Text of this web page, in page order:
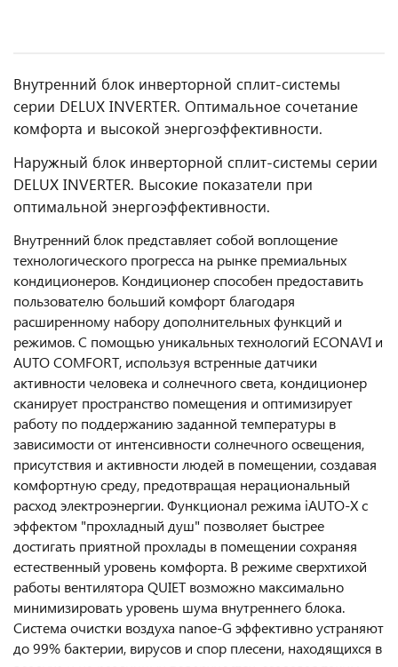
Внутренний блок инверторной сплит-системы
серии DELUX INVERTER. Оптимальное сочетание
комфорта и высокой энергоэффективности.
Наружный блок инверторной сплит-системы серии
DELUX INVERTER. Высокие показатели при
оптимальной энергоэффективности.
Внутренний блок представляет собой воплощение
технологического прогресса на рынке премиальных
кондиционеров. Кондиционер способен предоставить
пользователю больший комфорт благодаря
расширенному набору дополнительных функций и
режимов. С помощью уникальных технологий ECONAVI и
AUTO COMFORT, используя встренные датчики
активности человека и солнечного света, кондиционер
сканирует пространство помещения и оптимизирует
работу по поддержанию заданной температуры в
зависимости от интенсивности солнечного освещения,
присутствия и активности людей в помещении, создавая
комфортную среду, предотвращая нерациональный
расход электроэнергии. Функционал режима iAUTO-X с
эффектом "прохладный душ" позволяет быстрее
достигать приятной прохлады в помещении сохраняя
естественный уровень комфорта. В режиме сверхтихой
работы вентилятора QUIET возможно максимально
минимизировать уровень шума внутреннего блока.
Cистема очистки воздуха nanoe-G эффективно устраняют
до 99% бактерии, вирусов и спор плесени, находящихся в